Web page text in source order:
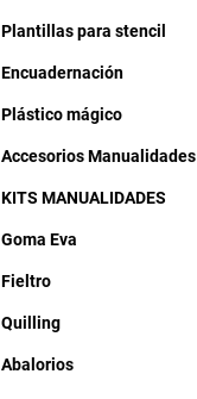
Plantillas para stencil
Encuadernación
Plástico mágico
Accesorios Manualidades
KITS MANUALIDADES
Goma Eva
Fieltro
Quilling
Abalorios